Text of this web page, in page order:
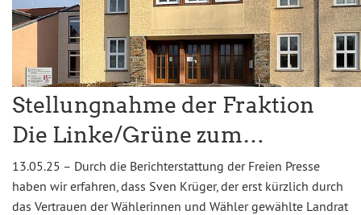
Stellungnahme der Fraktion
Die Linke/Grüne zum…
13.05.25 – Durch die Berichterstattung der Freien Presse
haben wir erfahren, dass Sven Krüger, der erst kürzlich durch
das Vertrauen der Wählerinnen und Wähler gewählte Landrat